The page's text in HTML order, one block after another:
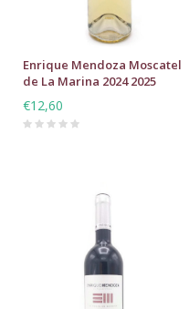
Enrique Mendoza Moscatel
de La Marina 2024 2025
€12,60